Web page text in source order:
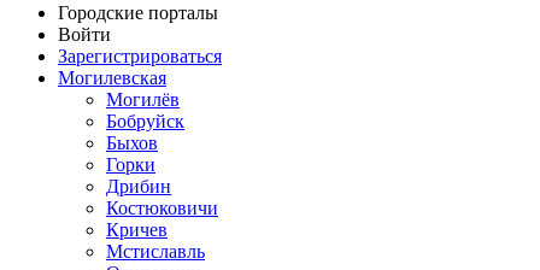
Городские порталы
Войти
Зарегистрироваться
Могилевская
Могилёв
Бобруйск
Быхов
Горки
Дрибин
Костюковичи
Кричев
Мстиславль